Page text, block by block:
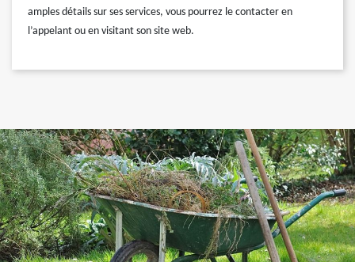
amples détails sur ses services, vous pourrez le contacter en
l’appelant ou en visitant son site web.